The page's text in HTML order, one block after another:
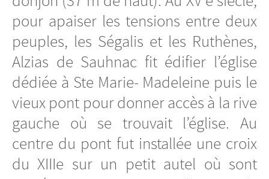
pour apaiser les tensions entre deux
peuples, les Ségalis et les Ruthènes,
Alzias de Sauhnac fit édifier l’église
dédiée à Ste Marie- Madeleine puis le
vieux pont pour donner accès à la rive
gauche où se trouvait l’église. Au
centre du pont fut installée une croix
du XIIIe sur un petit autel où sont